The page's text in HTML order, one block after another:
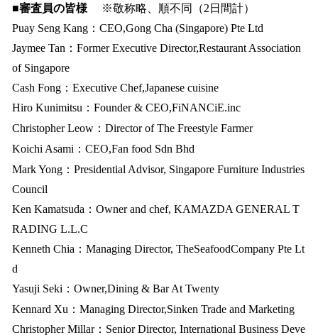
■審査員の皆様
※敬称略、順不同（2日間計）
Puay Seng Kang：CEO,Gong Cha (Singapore) Pte Ltd
Jaymee Tan：Former Executive Director,Restaurant Association
of Singapore
Cash Fong：Executive Chef,Japanese cuisine
Hiro Kunimitsu：Founder & CEO,FiNANCiE.inc
Christopher Leow：Director of The Freestyle Farmer
Koichi Asami：CEO,Fan food Sdn Bhd
Mark Yong：Presidential Advisor, Singapore Furniture Industries
Council
Ken Kamatsuda：Owner and chef, KAMAZDA GENERAL T
RADING L.L.C
Kenneth Chia：Managing Director, TheSeafoodCompany Pte Lt
d
Yasuji Seki：Owner,Dining & Bar At Twenty
Kennard Xu：Managing Director,Sinken Trade and Marketing
Christopher Millar：Senior Director, International Business Deve